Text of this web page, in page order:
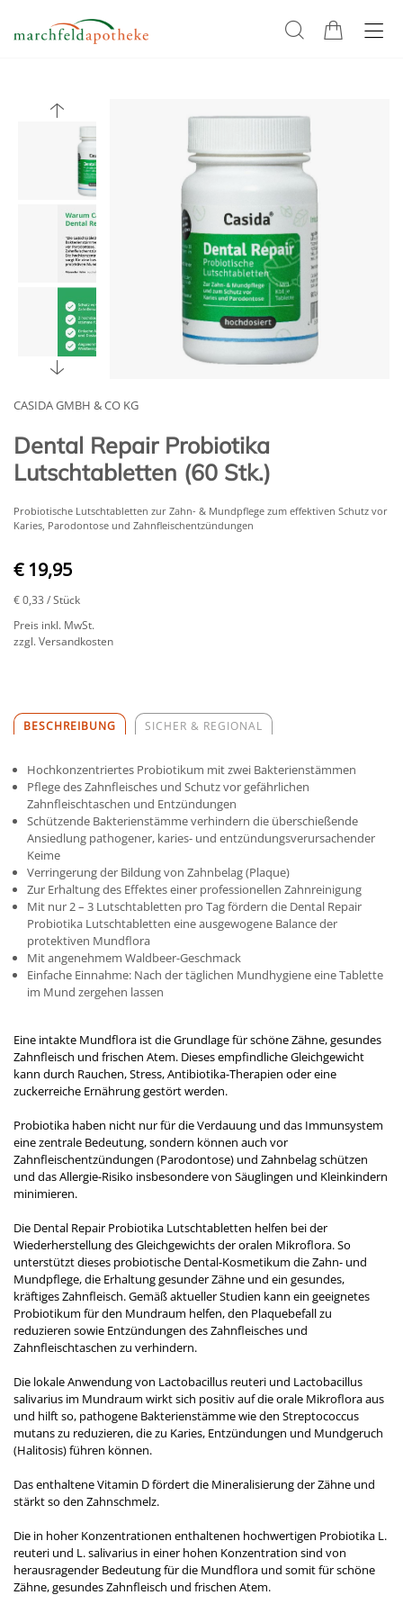
CASIDA GMBH & CO KG
Dental Repair Probiotika
Lutschtabletten (60 Stk.)
Probiotische Lutschtabletten zur Zahn- & Mundpflege zum effektiven Schutz vor
Karies, Parodontose und Zahnfleischentzündungen
€ 19,95
€ 0,33 / Stück
Preis inkl. MwSt.
zzgl. Versandkosten
BESCHREIBUNG SICHER & REGIONAL
Hochkonzentriertes Probiotikum mit zwei Bakterienstämmen
Pflege des Zahnfleisches und Schutz vor gefährlichen
Zahnfleischtaschen und Entzündungen
Schützende Bakterienstämme verhindern die überschießende
Ansiedlung pathogener, karies- und entzündungsverursachender
Keime
Verringerung der Bildung von Zahnbelag (Plaque)
Zur Erhaltung des Effektes einer professionellen Zahnreinigung
Mit nur 2 – 3 Lutschtabletten pro Tag fördern die Dental Repair
Probiotika Lutschtabletten eine ausgewogene Balance der
protektiven Mundflora
Mit angenehmem Waldbeer-Geschmack
Einfache Einnahme: Nach der täglichen Mundhygiene eine Tablette
im Mund zergehen lassen
Eine intakte Mundflora ist die Grundlage für schöne Zähne, gesundes
Zahnfleisch und frischen Atem. Dieses empfindliche Gleichgewicht
kann durch Rauchen, Stress, Antibiotika-Therapien oder eine
zuckerreiche Ernährung gestört werden.
Probiotika haben nicht nur für die Verdauung und das Immunsystem
eine zentrale Bedeutung, sondern können auch vor
Zahnfleischentzündungen (Parodontose) und Zahnbelag schützen
und das Allergie-Risiko insbesondere von Säuglingen und Kleinkindern
minimieren.
Die Dental Repair Probiotika Lutschtabletten helfen bei der
Wiederherstellung des Gleichgewichts der oralen Mikroflora. So
unterstützt dieses probiotische Dental-Kosmetikum die Zahn- und
Mundpflege, die Erhaltung gesunder Zähne und ein gesundes,
kräftiges Zahnfleisch. Gemäß aktueller Studien kann ein geeignetes
Probiotikum für den Mundraum helfen, den Plaquebefall zu
reduzieren sowie Entzündungen des Zahnfleisches und
Zahnfleischtaschen zu verhindern.
Die lokale Anwendung von Lactobacillus reuteri und Lactobacillus
salivarius im Mundraum wirkt sich positiv auf die orale Mikroflora aus
und hilft so, pathogene Bakterienstämme wie den Streptococcus
mutans zu reduzieren, die zu Karies, Entzündungen und Mundgeruch
(Halitosis) führen können.
Das enthaltene Vitamin D fördert die Mineralisierung der Zähne und
stärkt so den Zahnschmelz.
Die in hoher Konzentrationen enthaltenen hochwertigen Probiotika L.
reuteri und L. salivarius in einer hohen Konzentration sind von
herausragender Bedeutung für die Mundflora und somit für schöne
Zähne, gesundes Zahnfleisch und frischen Atem.